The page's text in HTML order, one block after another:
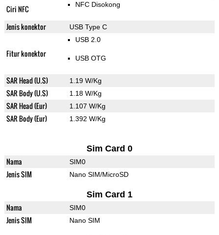
Ciri NFC NFC Disokong
Jenis konektor USB Type C
Fitur konektor
USB 2.0
USB OTG
SAR Head (U.S) 1.19 W/Kg
SAR Body (U.S) 1.18 W/Kg
SAR Head (Eur) 1.107 W/Kg
SAR Body (Eur) 1.392 W/Kg
Sim Card 0
Nama SIM0
Jenis SIM Nano SIM/MicroSD
Sim Card 1
Nama SIM0
Jenis SIM Nano SIM